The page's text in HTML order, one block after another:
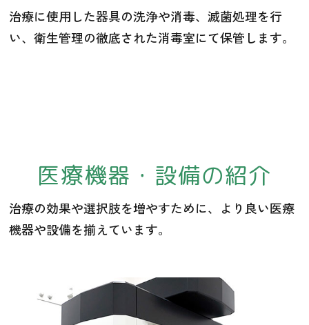
治療に使用した器具の洗浄や消毒、滅菌処理を行
い、衛生管理の徹底された消毒室にて保管します。
医療機器・設備の紹介
治療の効果や選択肢を増やすために、より良い医療
機器や設備を揃えています。